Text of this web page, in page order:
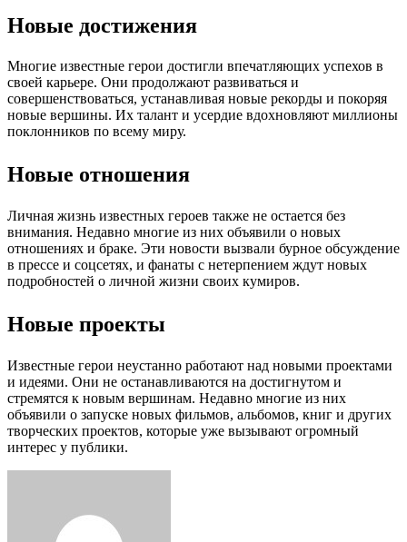
Новые достижения
Многие известные герои достигли впечатляющих успехов в
своей карьере. Они продолжают развиваться и
совершенствоваться, устанавливая новые рекорды и покоряя
новые вершины. Их талант и усердие вдохновляют миллионы
поклонников по всему миру.
Новые отношения
Личная жизнь известных героев также не остается без
внимания. Недавно многие из них объявили о новых
отношениях и браке. Эти новости вызвали бурное обсуждение
в прессе и соцсетях, и фанаты с нетерпением ждут новых
подробностей о личной жизни своих кумиров.
Новые проекты
Известные герои неустанно работают над новыми проектами
и идеями. Они не останавливаются на достигнутом и
стремятся к новым вершинам. Недавно многие из них
объявили о запуске новых фильмов, альбомов, книг и других
творческих проектов, которые уже вызывают огромный
интерес у публики.